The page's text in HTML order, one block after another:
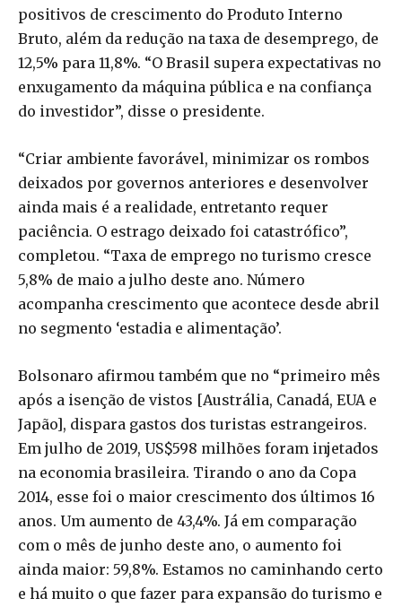
positivos de crescimento do Produto Interno
Bruto, além da redução na taxa de desemprego, de
12,5% para 11,8%. “O Brasil supera expectativas no
enxugamento da máquina pública e na confiança
do investidor”, disse o presidente.
“Criar ambiente favorável, minimizar os rombos
deixados por governos anteriores e desenvolver
ainda mais é a realidade, entretanto requer
paciência. O estrago deixado foi catastrófico”,
completou. “Taxa de emprego no turismo cresce
5,8% de maio a julho deste ano. Número
acompanha crescimento que acontece desde abril
no segmento ‘estadia e alimentação’.
Bolsonaro afirmou também que no “primeiro mês
após a isenção de vistos [Austrália, Canadá, EUA e
Japão], dispara gastos dos turistas estrangeiros.
Em julho de 2019, US$598 milhões foram injetados
na economia brasileira. Tirando o ano da Copa
2014, esse foi o maior crescimento dos últimos 16
anos. Um aumento de 43,4%. Já em comparação
com o mês de junho deste ano, o aumento foi
ainda maior: 59,8%. Estamos no caminhando certo
e há muito o que fazer para expansão do turismo e